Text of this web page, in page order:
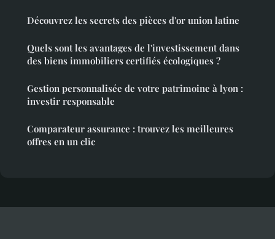
Découvrez les secrets des pièces d'or union latine
Quels sont les avantages de l'investissement dans
des biens immobiliers certifiés écologiques ?
Gestion personnalisée de votre patrimoine à lyon :
investir responsable
Comparateur assurance : trouvez les meilleures
offres en un clic